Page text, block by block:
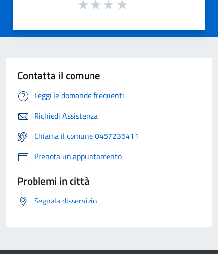
Contatta il comune
Leggi le domande frequenti
Richiedi Assistenza
Chiama il comune 0457235411
Prenota un appuntamento
Problemi in città
Segnala disservizio